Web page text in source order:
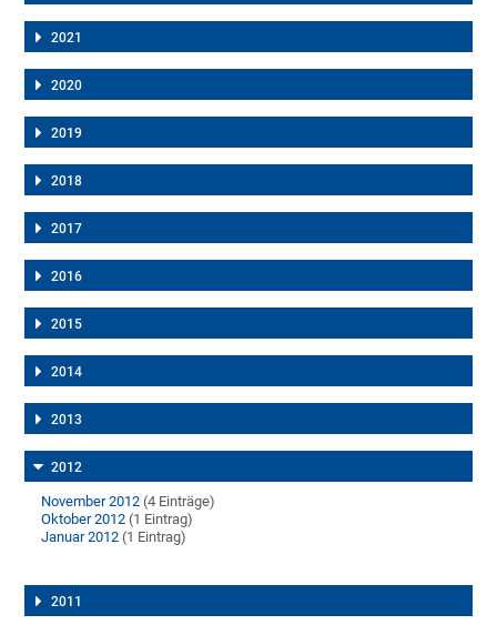
2021
2020
2019
2018
2017
2016
2015
2014
2013
2012
November 2012 (4 Einträge)
Oktober 2012 (1 Eintrag)
Januar 2012 (1 Eintrag)
2011